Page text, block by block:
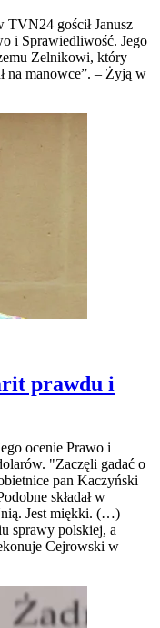
TVN24 gościł Janusz
i Sprawiedliwość. Jego
Zelnikowi, który
na manowce”. – Żyją w
prawdu i
ocenie Prawo i
"Zaczęli gadać o
pan Kaczyński
składał w
Jest miękki. (…)
sprawy polskiej, a
Cejrowski w